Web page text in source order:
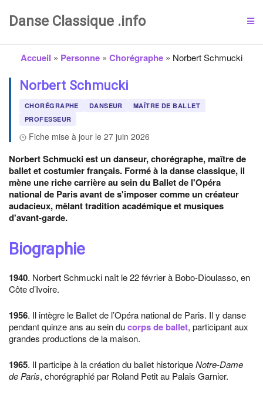
Danse Classique .info
Accueil » Personne » Chorégraphe » Norbert Schmucki
Norbert Schmucki
CHORÉGRAPHE DANSEUR
MAÎTRE DE BALLET
PROFESSEUR
Fiche mise à jour le 27 juin 2026
Norbert Schmucki est un danseur, chorégraphe, maître de
ballet et costumier français. Formé à la danse classique, il
mène une riche carrière au sein du Ballet de l'Opéra
national de Paris avant de s'imposer comme un créateur
audacieux, mêlant tradition académique et musiques
d'avant-garde.
Biographie
1940. Norbert Schmucki naît le 22 février à Bobo-Dioulasso, en
Côte d’Ivoire.
1956. Il intègre le Ballet de l’Opéra national de Paris. Il y danse
pendant quinze ans au sein ducorps de ballet, participant aux
grandes productions de la maison.
1965. Il participe à la création du ballet historiqueNotre-Dame
de Paris, chorégraphié par Roland Petit au Palais Garnier.